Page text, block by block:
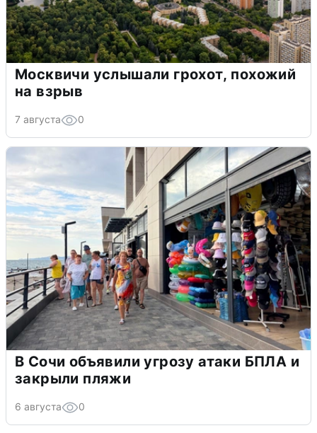
Москвичи услышали грохот, похожий
на взрыв
7 августа 0
В Сочи объявили угрозу атаки БПЛА и
закрыли пляжи
6 августа 0